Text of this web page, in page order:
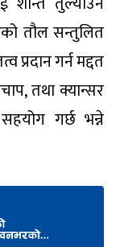
तौल सन्तुलित
गर्न मद्दत
तथा क्यान्सर
गर्छ भन्ने